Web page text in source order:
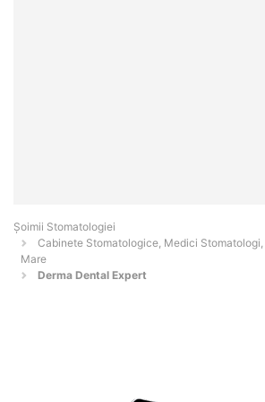
Șoimii Stomatologiei
Cabinete Stomatologice, Medici
Mare
Derma Dental Expert